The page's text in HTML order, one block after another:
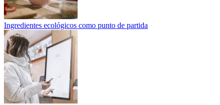
Ingredientes ecológicos como punto de partida